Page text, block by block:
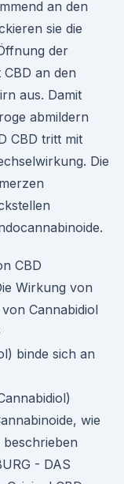
an den
sie die
der
an den
aus. Damit
abmildern
CBD tritt mit
Die
CBD
Wirkung von
Cannabidiol
binde sich an
wie
- DAS